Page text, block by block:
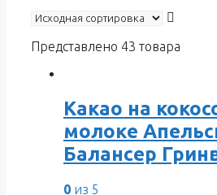
Представлено 43 товара
Какао на
молоке
Балансер
0 из 5